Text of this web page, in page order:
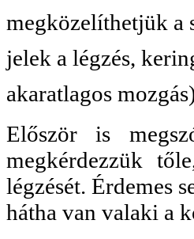
megközelíthetjük a
jelek a légzés,
akaratlagos
Először is
megkérdezzük
légzését. Érdemes
hátha van valaki a